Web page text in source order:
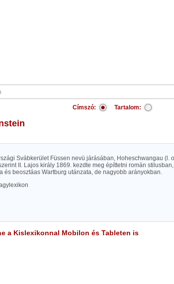
Címszó: Tartalom:
Svábkerület Füssen nevü járásában, Hoheschwangau (l.
II. Lajos király 1869. kezdte meg építtetni román
és beosztáas Wartburg utánzata, de nagyobb arányokban.
a Kislexikonnal Mobilon és Tableten is